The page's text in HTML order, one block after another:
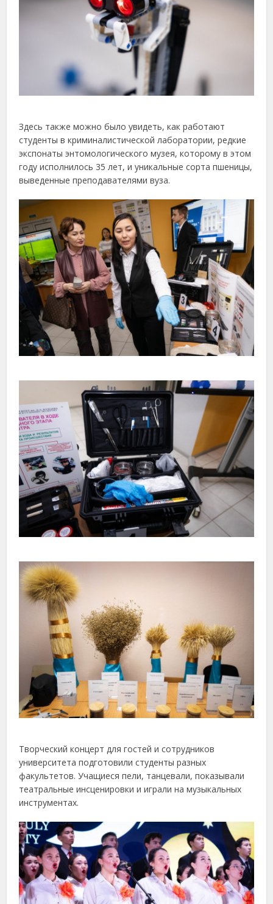
Здесь также можно было увидеть, как работают
студенты в криминалистической лаборатории, редкие
экспонаты энтомологического музея, которому в этом
году исполнилось 35 лет, и уникальные сорта пшеницы,
выведенные преподавателями вуза.
Творческий концерт для гостей и сотрудников
университета подготовили студенты разных
факультетов. Учащиеся пели, танцевали, показывали
театральные инсценировки и играли на музыкальных
инструментах.